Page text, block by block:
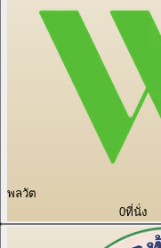
พลวัต
0ที่นั่ง